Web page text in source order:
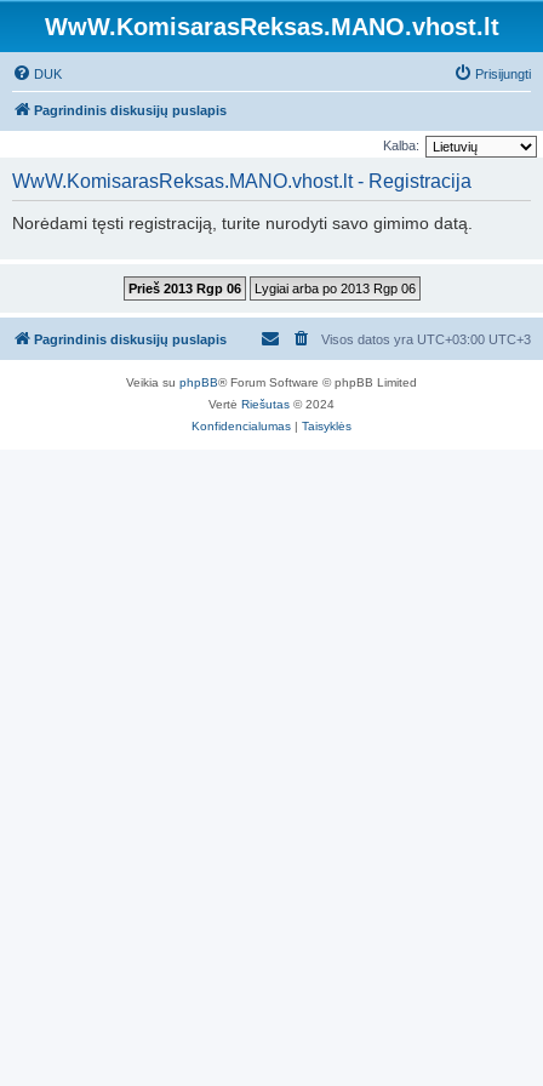
WwW.KomisarasReksas.MANO.vhost.lt
DUK Prisijungti
Pagrindinis diskusijų puslapis
Kalba:
WwW.KomisarasReksas.MANO.vhost.lt - Registracija
Norėdami tęsti registraciją, turite nurodyti savo gimimo datą.
Pagrindinis diskusijų puslapis Visos datos yra UTC+03:00 UTC+3
Veikia su phpBB® Forum Software © phpBB Limited
Vertė Riešutas © 2024
Konfidencialumas
Taisyklės